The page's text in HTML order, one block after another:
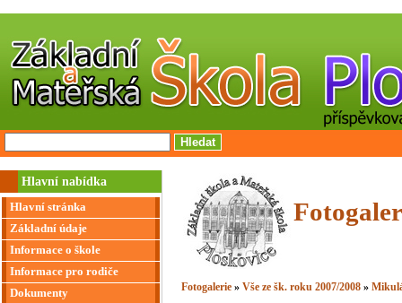
Hlavní nabídka
Hlavní stránka
Základní údaje
Informace o škole
Informace pro rodiče
Dokumenty
Fotogalerie »Vše ze šk. roku 2007/2008 »